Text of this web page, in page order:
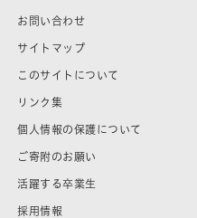
お問い合わせ
サイトマップ
このサイトについて
リンク集
個人情報の保護について
ご寄附のお願い
活躍する卒業生
採用情報